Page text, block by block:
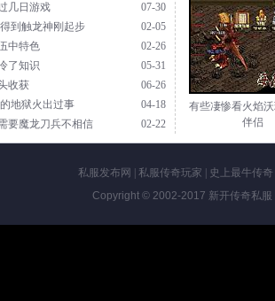
07-30
几日游戏
02-05
到触龙神刚起步
02-26
中特色
05-31
了知识
06-26
收获
04-18
地狱火出过事
02-22
要魔龙刀兵不相信
有些凄惨看火焰
伴侣
私服发布网 私服传奇玩家 史上最牛传奇
Copyright © 2002-2017 新开传奇私服